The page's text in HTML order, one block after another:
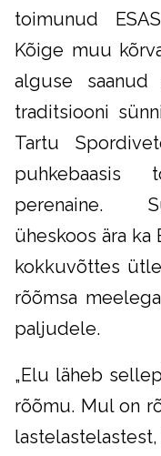
toimunud
Kõige muu
alguse saanud
traditsiooni
Tartu
puhkebaasis
perenaine.
üheskoos ära
kokkuvõttes
rõõmsa
paljudele.
„Elu läheb
rõõmu. Mul on